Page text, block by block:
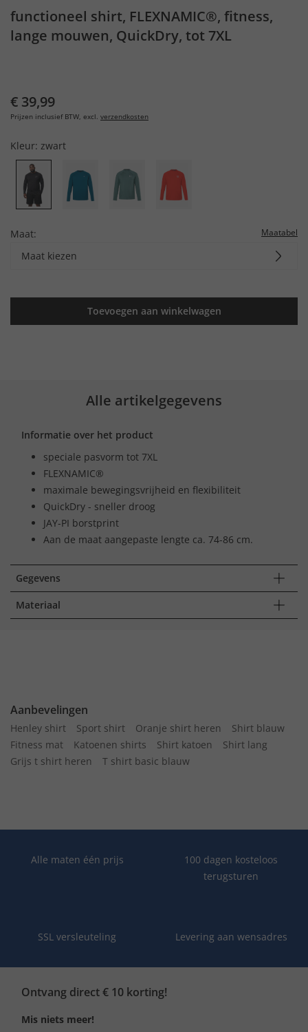
functioneel shirt, FLEXNAMIC®, fitness,
lange mouwen, QuickDry, tot 7XL
€ 39,99
Prijzen inclusief BTW, excl. verzendkosten
Kleur: zwart
Maat: Maatabel
Maat kiezen
Toevoegen aan winkelwagen
Alle artikelgegevens
Informatie over het product
speciale pasvorm tot 7XL
FLEXNAMIC®
maximale bewegingsvrijheid en flexibiliteit
QuickDry - sneller droog
JAY-PI borstprint
Aan de maat aangepaste lengte ca. 74-86 cm.
Gegevens
Materiaal
Aanbevelingen
Henley shirt Sport shirt Oranje shirt heren
Shirt blauw
Fitness mat
Katoenen shirts Shirt katoen
Shirt lang
Grijs t shirt heren
T shirt basic blauw
Alle maten één prijs
100 dagen kosteloos
terugsturen
SSL versleuteling Levering aan wensadres
Ontvang direct € 10 korting!
Mis niets meer!